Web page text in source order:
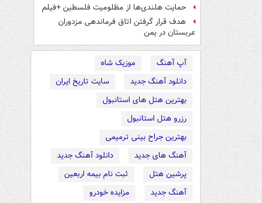
حمایت هلندی‌ها از مظلومیت فلسطین +فیلم
هدف قرار گرفتن اتاق‌ فرماندهی مزدوران
عربستان در یمن
آپ آهنگ
موزیک شاه
دانلود آهنگ جدید
سایت تاریخ ایران
بهترین هتل های استانبول
رزرو هتل استانبول
بهترین جراح بینی ترمیمی
آهنگ های جدید
دانلود آهنگ جدید
پرشین هتل
ثبت نام بیمه اربعین
آهنگ جدید
مزایده خودرو